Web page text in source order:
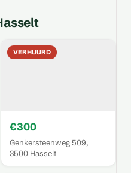
VERHUURD
€300
Genkersteenweg 509,
3500 Hasselt